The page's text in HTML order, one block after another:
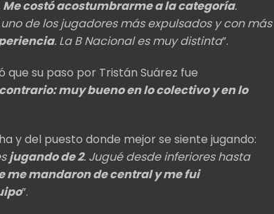
Me costó acostumbrarme a la categoría.
de los jugadores más expulsados y con más
. La B Nacional es muy distinta”.
su paso por Tristán Suárez fue
muy bueno en lo colectivo y en lo
y del puesto donde mejor se siente jugando:
jugando de 2. Jugué desde inferiores hasta
me mandaron de central y me fui
”.